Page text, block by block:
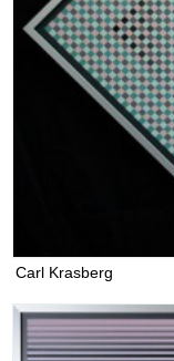
Carl Krasberg